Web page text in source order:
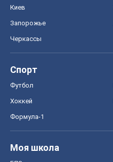
Киев
Запорожье
Черкассы
Спорт
Футбол
Хоккей
Формула-1
Моя школа